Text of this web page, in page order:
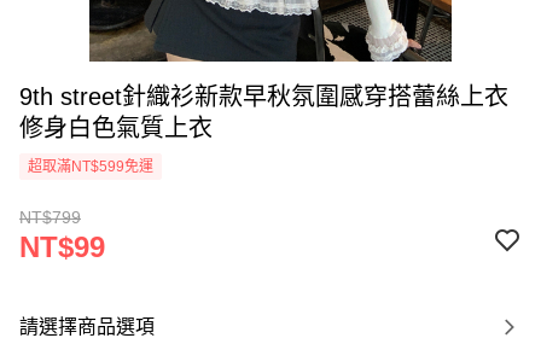
9th street針織衫新款早秋氛圍感穿搭蕾絲上衣
修身白色氣質上衣
超取滿NT$599免運
NT$799
NT$99
請選擇商品選項